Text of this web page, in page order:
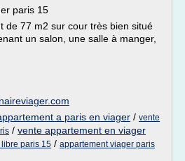
paris 15
de 77 m2 sur cour très bien situé
un salon, une salle à manger,
a paris en viager / vente
/ vente appartement en viager
paris 15 / appartement viager paris